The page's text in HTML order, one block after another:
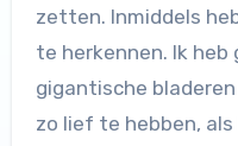
zetten. Inmiddels
te herkennen. Ik heb
gigantische
zo lief te hebben,